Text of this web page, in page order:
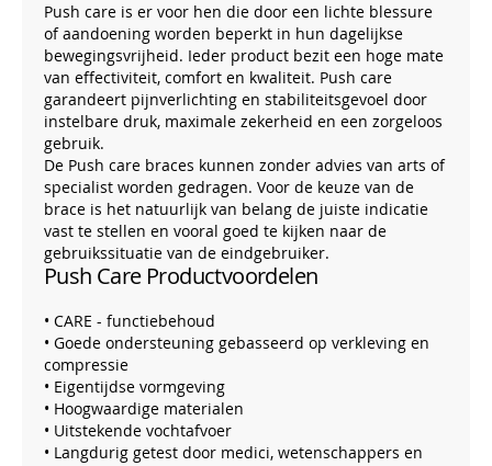
Push care is er voor hen die door een lichte blessure
of aandoening worden beperkt in hun dagelijkse
bewegingsvrijheid. Ieder product bezit een hoge mate
van effectiviteit, comfort en kwaliteit. Push care
garandeert pijnverlichting en stabiliteitsgevoel door
instelbare druk, maximale zekerheid en een zorgeloos
gebruik.
De Push care braces kunnen zonder advies van arts of
specialist worden gedragen. Voor de keuze van de
brace is het natuurlijk van belang de juiste indicatie
vast te stellen en vooral goed te kijken naar de
gebruikssituatie van de eindgebruiker.
Push Care Productvoordelen
• CARE - functiebehoud
• Goede ondersteuning gebasseerd op verkleving en
compressie
• Eigentijdse vormgeving
• Hoogwaardige materialen
• Uitstekende vochtafvoer
• Langdurig getest door medici, wetenschappers en